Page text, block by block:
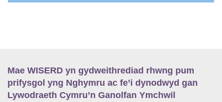
Mae WISERD yn gydweithrediad rhwng pum
prifysgol yng Nghymru ac fe’i dynodwyd gan
Lywodraeth Cymru’n Ganolfan Ymchwil